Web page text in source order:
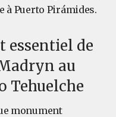
à Puerto Pirámides.
essentiel de
au
Tehuelche
monument